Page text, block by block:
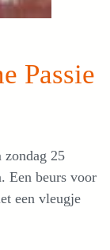
Passie
zondag 25
Een beurs voor
een vleugje